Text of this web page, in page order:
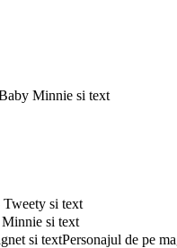
Minnie si text
Tweety si text
Minnie si text
Personajul de pe